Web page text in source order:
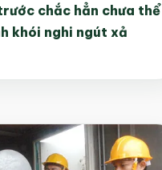
chắc hẳn chưa thể
khói nghi ngút xả